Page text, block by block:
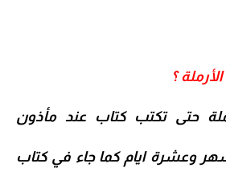
؟
حتى تكتب كتاب عند مأذون
وعشرة ايام كما جاء في كتاب